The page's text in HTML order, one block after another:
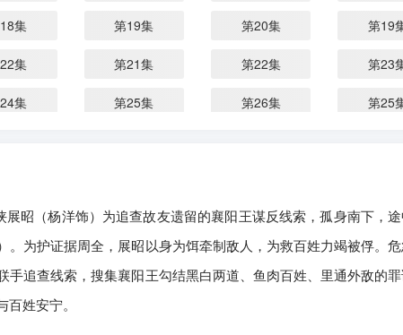
集 第19集 第20集 第19
集 第21集 第22集 第23
集 第25集 第26集 第25
集 第34集 第35集 第36
昭（杨洋饰）为追查故友遗留的襄阳王谋反线索，孤身南下，
为护证据周全，展昭以身为饵牵制敌人，为救百姓力竭被俘。
追查线索，搜集襄阳王勾结黑白两道、鱼肉百姓、里通外敌的罪
姓安宁。